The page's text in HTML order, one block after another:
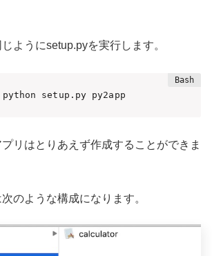
ようにsetup.pyを実行します。
setup.py py2app
リはとりあえず作成することができま
のような構成になります。